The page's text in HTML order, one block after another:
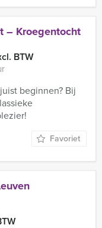
– Kroegentocht
BTW
beginnen? Bij
Favoriet